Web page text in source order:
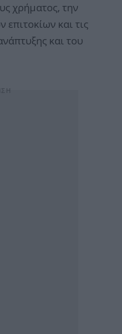
χρήματος, την
και τις
και του